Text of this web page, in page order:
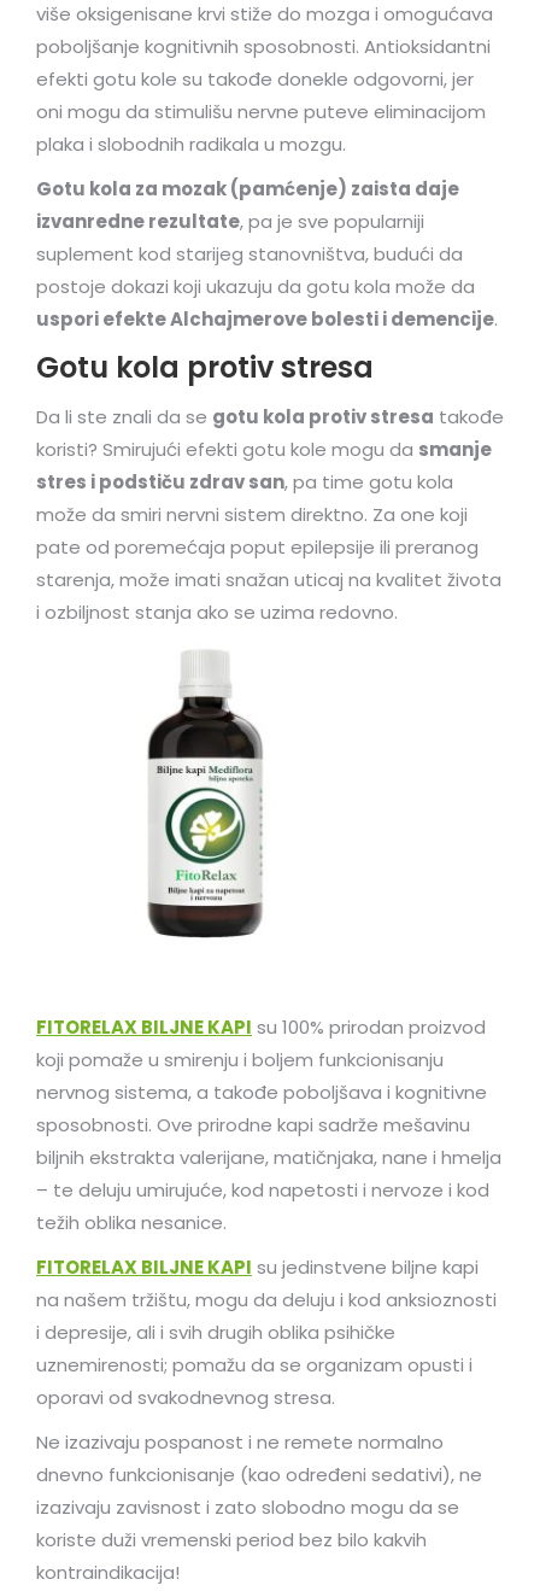
više oksigenisane krvi stiže do mozga i omogućava
poboljšanje kognitivnih sposobnosti. Antioksidantni
efekti gotu kole su takođe donekle odgovorni, jer
oni mogu da stimulišu nervne puteve eliminacijom
plaka i slobodnih radikala u mozgu.
Gotu kola za mozak (pamćenje) zaista daje
izvanredne rezultate, pa je sve popularniji
suplement kod starijeg stanovništva, budući da
postoje dokazi koji ukazuju da gotu kola može da
uspori efekte Alchajmerove bolesti i demencije.
Gotu kola protiv stresa
Da li ste znali da se gotu kola protiv stresa takođe
koristi? Smirujući efekti gotu kole mogu da smanje
stres i podstiču zdrav san, pa time gotu kola
može da smiri nervni sistem direktno. Za one koji
pate od poremećaja poput epilepsije ili preranog
starenja, može imati snažan uticaj na kvalitet života
i ozbiljnost stanja ako se uzima redovno.
FITORELAX BILJNE KAPI su 100% prirodan proizvod
koji pomaže u smirenju i boljem funkcionisanju
nervnog sistema, a takođe poboljšava i kognitivne
sposobnosti. Ove prirodne kapi sadrže mešavinu
biljnih ekstrakta valerijane, matičnjaka, nane i hmelja
– te deluju umirujuće, kod napetosti i nervoze i kod
težih oblika nesanice.
FITORELAX BILJNE KAPI su jedinstvene biljne kapi
na našem tržištu, mogu da deluju i kod anksioznosti
i depresije, ali i svih drugih oblika psihičke
uznemirenosti; pomažu da se organizam opusti i
oporavi od svakodnevnog stresa.
Ne izazivaju pospanost i ne remete normalno
dnevno funkcionisanje (kao određeni sedativi), ne
izazivaju zavisnost i zato slobodno mogu da se
koriste duži vremenski period bez bilo kakvih
kontraindikacija!